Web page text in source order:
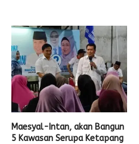
Maesyal-Intan, akan Bangun
5 Kawasan Serupa Ketapang